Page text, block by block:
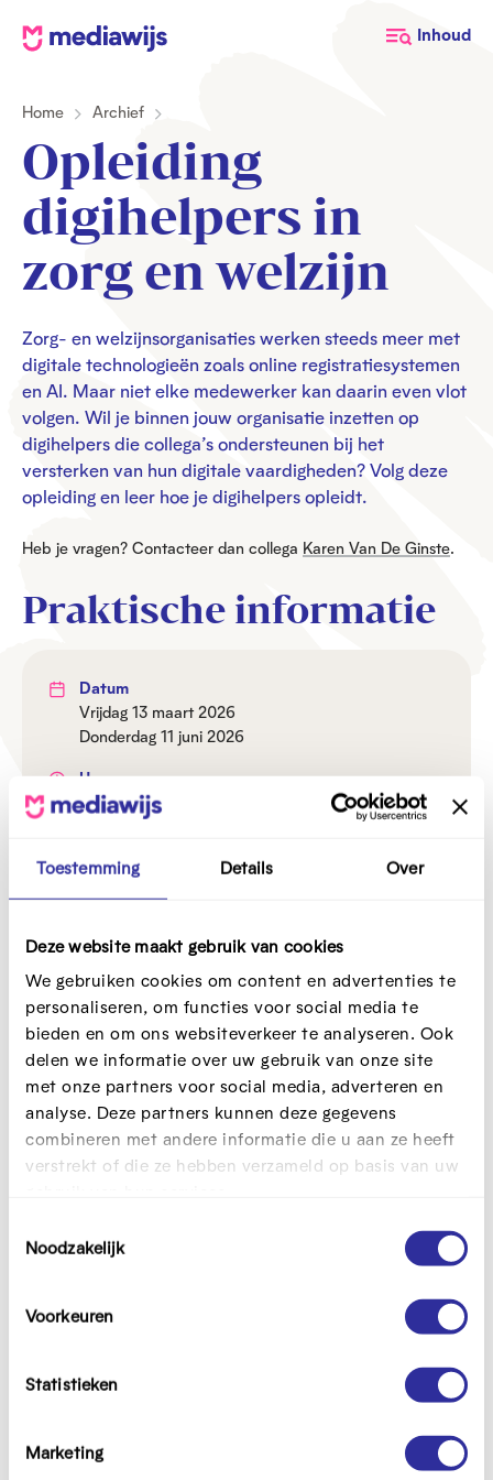
Toestemming Details Over
Deze website maakt gebruik van cookies
We gebruiken cookies om content en advertenties te
personaliseren, om functies voor social media te
bieden en om ons websiteverkeer te analyseren. Ook
delen we informatie over uw gebruik van onze site
met onze partners voor social media, adverteren en
analyse. Deze partners kunnen deze gegevens
combineren met andere informatie die u aan ze heeft
verstrekt of die ze hebben verzameld op basis van uw
Noodzakelijk
Voorkeuren
Statistieken
Marketing
M
a
w
j
Inhoud
Home Archief
Opleiding
digihelpers in
zorg en welzijn
Zorg- en welzijnsorganisaties werken steeds meer met
digitale technologieën zoals online registratiesystemen
en AI. Maar niet elke medewerker kan daarin even vlot
volgen. Wil je binnen jouw organisatie inzetten op
digihelpers die collega’s ondersteunen bij het
versterken van hun digitale vaardigheden? Volg deze
opleiding en leer hoe je digihelpers opleidt.
Heb je vragen? Contacteer dan collega Karen Van De Ginste.
Praktische informatie
Datum
vrijdag 13 maart 2026
donderdag 11 juni 2026
Uur
9u30-12u30
Gratis, maar inschrijven is verplicht
Kantersteen 10
1000 Brussel
Freelance vormingsmedewerkers, HR-medewerkers
of VTO-verantwoordelijken uit zorg- en
welzijnsorganisaties, koepelorganisaties die hun
leden willen ondersteunen in de digitale
transformatie
Programma
opleiding digihelpers in
ken je alle methodieken om digihelpers op de